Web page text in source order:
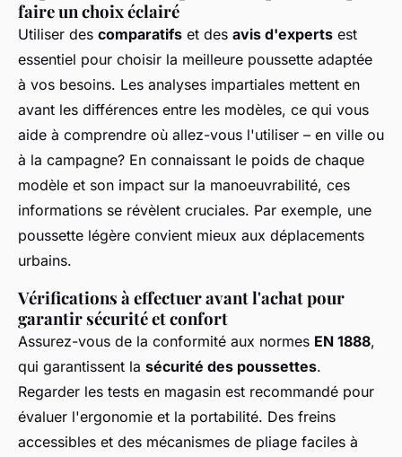
faire un choix éclairé
Utiliser des comparatifs et des avis d'experts est
essentiel pour choisir la meilleure poussette adaptée
à vos besoins. Les analyses impartiales mettent en
avant les différences entre les modèles, ce qui vous
aide à comprendre où allez-vous l'utiliser – en ville ou
à la campagne? En connaissant le poids de chaque
modèle et son impact sur la manoeuvrabilité, ces
informations se révèlent cruciales. Par exemple, une
poussette légère convient mieux aux déplacements
urbains.
Vérifications à effectuer avant l'achat pour
garantir sécurité et confort
Assurez-vous de la conformité aux normes EN 1888,
qui garantissent la sécurité des poussettes.
Regarder les tests en magasin est recommandé pour
évaluer l'ergonomie et la portabilité. Des freins
accessibles et des mécanismes de pliage faciles à